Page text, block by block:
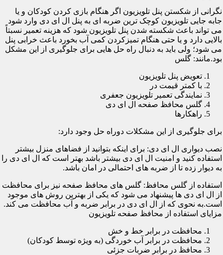
نگرانی از شکستن پنل تلویزیون اگر هنگام بازی کردن کودکان و یا
جابه جایی تلویزیون کوچک ترین ضربه ای به پنل ال ای دی وارد شود
می تواند باعث شکسته شدن پنل تلویزیون شود که هزینه تعمیر نسبتاً
بالایی دارد و یا حتی هنگام تمیزکردن کمی آب بخورد باعث خرابی پنل
می شود؛ ولی باید به دنبال راه حل هایی برای جلوگیری از این مشکل
بود.مانند: گلس
تعویض پنل تلویزیون
با کمتر قیمت در
نمایندگی تعمیر تلویزیون جعفری
گلس محافظ صفحه ال ای دی
راهکارها
برای جلوگیری از این مشکلات دوراه حل وجود دارد:
نصب دیواری ال ای دی: برای اینکه بتوانید از فضاهای منزل بیشتر
استفاده کنید و امنیت ال ای دی بیشتر باشد بهتر است که ال ای دی را
به دیوار زده تا از ضربه های احتمالی در امان باشد.
استفاده از گلس محافظ: گلس های محافظ صفحه نیز برای محافظت
از ال ای دی ها پیشنهاد می شود که یکی از بهترین روش های موجود
است.به نحوی که از ال ای دی در برابر ضربه و آب محافظت می کند.
مزایای استفاده از محافظ صفحه تلویزیون
محافظت در برابر خط و خش
محافظت در برابر آب خوردگی (به ویژه توسط کودکان)
محافظ در برابر ضربات جزئی